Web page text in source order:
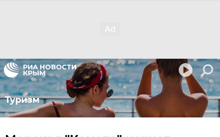
Туризм